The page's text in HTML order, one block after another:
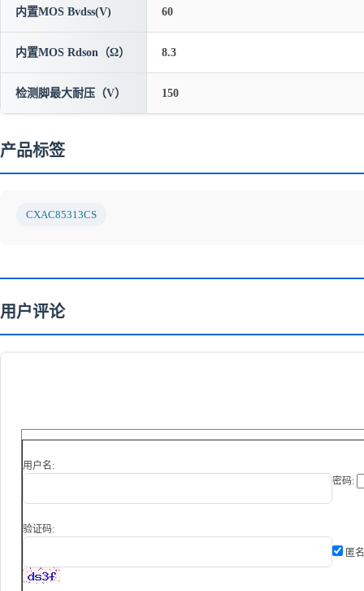
内置MOS Bvdss(V) 60
内置MOS Rdson（Ω） 8.3
检测脚最大耐压（V） 150
产品标签
CXAC85313CS
用户评论
用户名:
密码:
验证码:
匿